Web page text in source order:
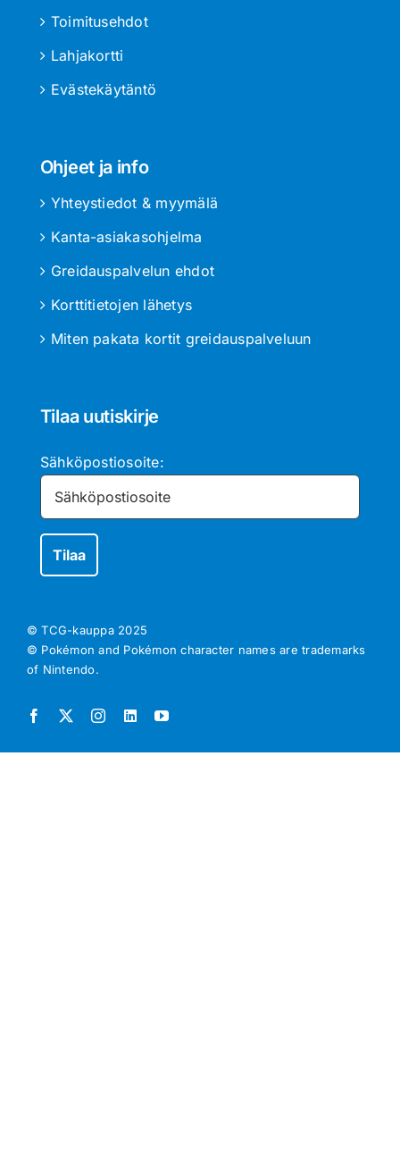
Toimitusehdot
Lahjakortti
Evästekäytäntö
Ohjeet ja info
Yhteystiedot & myymälä
Kanta-asiakasohjelma
Greidauspalvelun ehdot
Korttitietojen lähetys
Miten pakata kortit greidauspalveluun
Tilaa uutiskirje
Sähköpostiosoite:
© TCG-kauppa 2025
© Pokémon and Pokémon character names are trademarks
of Nintendo.